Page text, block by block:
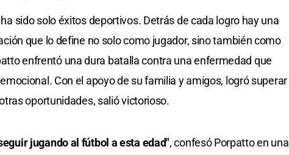
sido solo éxitos deportivos. Detrás de cada logro hay una
que lo define no solo como jugador, sino también como
enfrentó una dura batalla contra una enfermedad que
Con el apoyo de su familia y amigos, logró superar
oportunidades, salió victorioso.
jugando al fútbol a esta edad", confesó Porpatto en una